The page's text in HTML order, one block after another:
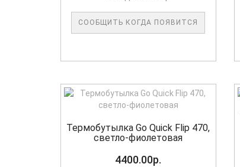
СООБЩИТЬ КОГДА ПОЯВИТСЯ
Термобутылка Go Quick Flip 470,
светло-фиолетовая
4400.00р.